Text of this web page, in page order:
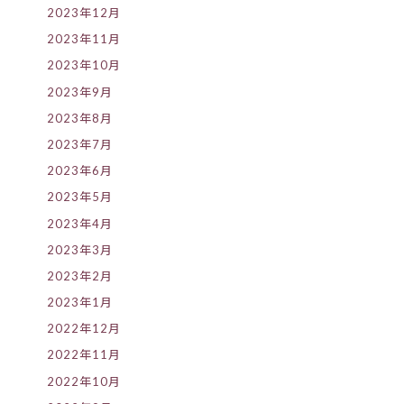
2023年12月
2023年11月
2023年10月
2023年9月
2023年8月
2023年7月
2023年6月
2023年5月
2023年4月
2023年3月
2023年2月
2023年1月
2022年12月
2022年11月
2022年10月